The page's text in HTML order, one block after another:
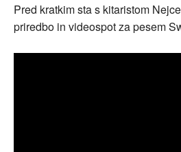
Pred kratkim sta s kitaristom
priredbo in videospot za pesem